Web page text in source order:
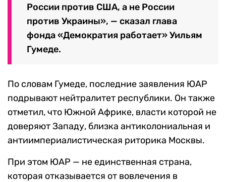
России против США, а не России
против Украины», — сказал глава
фонда «Демократия работает» Уильям
Гумеде.
По словам Гумеде, последние заявления ЮАР
подрывают нейтралитет республики. Он также
отметил, что Южной Африке, власти которой не
доверяют Западу, близка антиколониальная и
антиимпериалистическая риторика Москвы.
При этом ЮАР — не единственная страна,
которая отказывается от вовлечения в